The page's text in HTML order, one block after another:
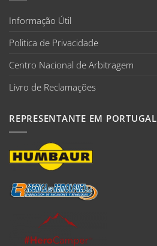
Informação Útil
Politica de Privacidade
Centro Nacional de Arbitragem
Livro de Reclamações
REPRESENTANTE EM PORTUGAL